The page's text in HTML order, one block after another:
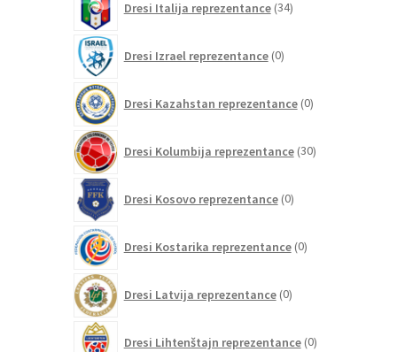
Dresi Italija reprezentance 34izdelkov
Dresi Izrael reprezentance 0izdelkov
Dresi Kazahstan reprezentance 0izdelkov
Dresi Kolumbija reprezentance 30izdelkov
Dresi Kosovo reprezentance 0izdelkov
Dresi Kostarika reprezentance 0izdelkov
Dresi Latvija reprezentance 0izdelkov
Dresi Lihtenštajn reprezentance 0